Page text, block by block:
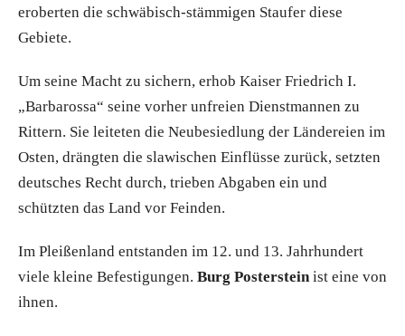
eroberten die schwäbisch-stämmigen Staufer diese
Gebiete.
Um seine Macht zu sichern, erhob Kaiser Friedrich I.
„Barbarossa“ seine vorher unfreien Dienstmannen zu
Rittern. Sie leiteten die Neubesiedlung der Ländereien im
Osten, drängten die slawischen Einflüsse zurück, setzten
deutsches Recht durch, trieben Abgaben ein und
schützten das Land vor Feinden.
Im Pleißenland entstanden im 12. und 13. Jahrhundert
viele kleine Befestigungen. Burg Postersteinist eine von
ihnen.